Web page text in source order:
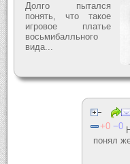
Долго пытался
понять, что такое
игровое платье
восьмибалльного
вида...
0 0
понял